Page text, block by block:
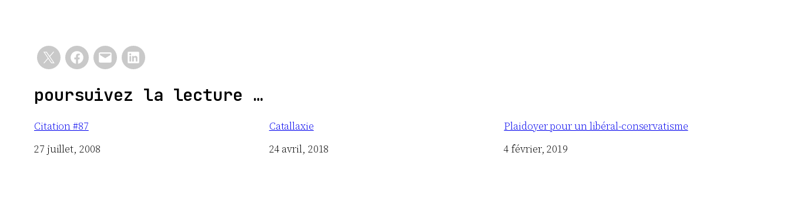
poursuivez la lecture …
Citation #87
Date
27 juillet, 2008
Catallaxie
Date
24 avril, 2018
Plaidoyer pour un libéral-conservatisme
Date
4 février, 2019